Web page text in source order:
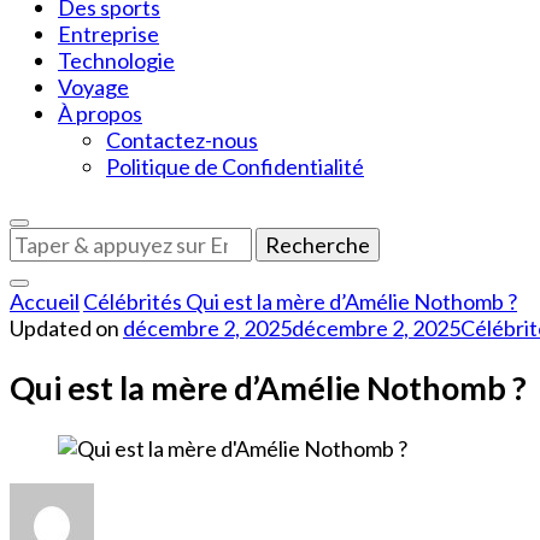
Des sports
Entreprise
Technologie
Voyage
À propos
Contactez-nous
Politique de Confidentialité
Vous
recherchiez
quelque
chose
Accueil Célébrités Qui est la mère d’Amélie Nothomb ?
Updated on décembre 2, 2025décembre 2, 2025
Qui est la mère d’Amélie Nothomb ?